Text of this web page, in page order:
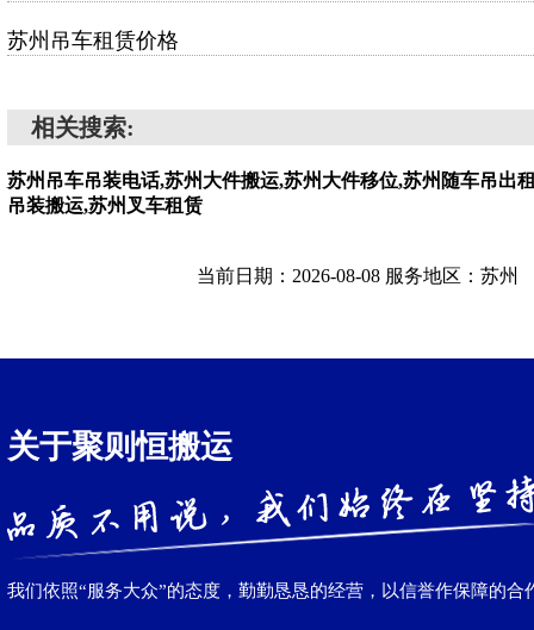
苏州吊车租赁价格
相关搜索:
苏州吊车吊装电话,苏州大件搬运,苏州大件移位,苏州随车吊出
吊装搬运,苏州叉车租赁
当前日期：2026-08-08 服务地区：苏州
关于聚则恒搬运
我们依照“服务大众”的态度，勤勤恳恳的经营，以信誉作保障的合